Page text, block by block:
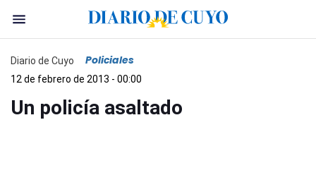
Diario de Cuyo Policiales
12 de febrero de 2013 - 00:00
Un policía asaltado